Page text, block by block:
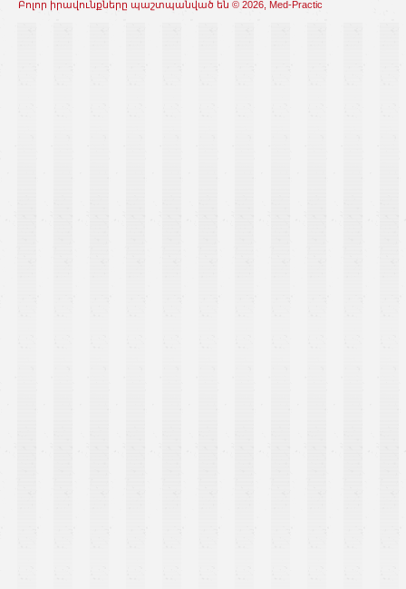
Բոլոր իրավունքները պաշտպանված են © 2026, Med-Practic